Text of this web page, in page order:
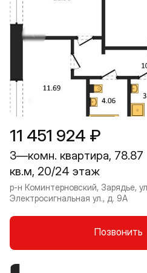
11 451 924 ₽
3—комн. квартира, 78.87
кв.м, 20/24 этаж
р-н Коминтерновский, Зарядье,
Электросигнальная ул., д. 9А
Позвонить
1 / 8
Прокрутить влево